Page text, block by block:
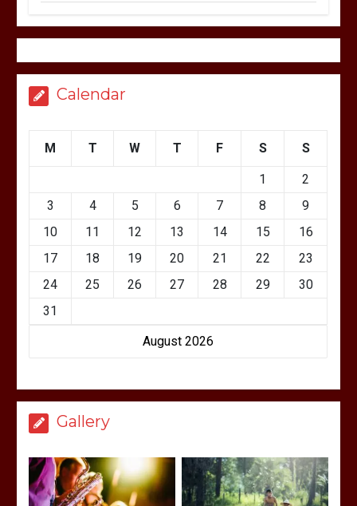
Calendar
August 2026
M T W T F S S
1
2
3
4 5 6 7 8
9
10
11 12 13 14 15
16
17
18 19 20 21 22
23
24
25 26 27 28 29
30
31
Gallery